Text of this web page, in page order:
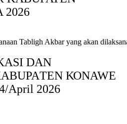
2026
Tabligh Akbar yang akan
DAN
ΚΟNAWE
April 2026